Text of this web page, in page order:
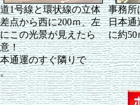
1号線と環状線の立体
点から西に200ｍ、左
この光景が見えたら
！
通運のすぐ隣りで
事務所
日本通
に約50